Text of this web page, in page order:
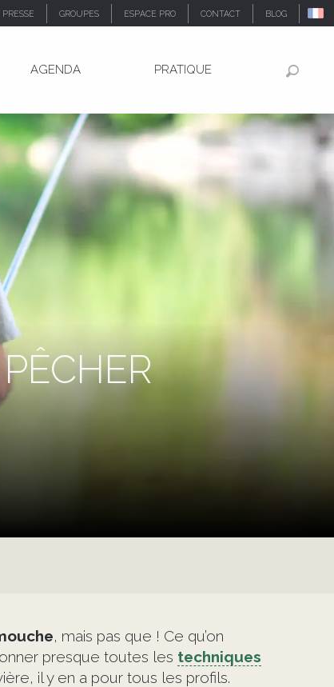
GROUPES ESPACE PRO CONTACT BLOG
AGENDA PRATIQUE
, mais pas que ! Ce qu’on
presque toutes les techniques
il y en a pour tous les profils.